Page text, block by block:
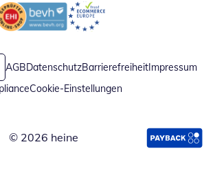
Öffnet in neuem FensterÖffnet in neuem Fenster
AGBDatenschutzBarrierefreiheitImpressum
Cookie-Einstellungen
© 2026 heine